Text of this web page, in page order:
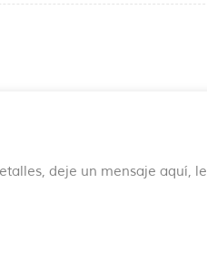
deje un mensaje aquí, le